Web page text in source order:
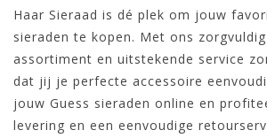
Haar Sieraad is dé plek om jouw
sieraden te kopen. Met ons
assortiment en uitstekende service
dat jij je perfecte accessoire
jouw Guess sieraden online en
levering en een eenvoudige